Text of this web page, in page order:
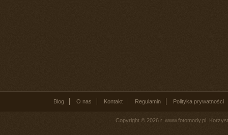
Blog O nas Kontakt Regulamin Polityka prywatności
Copyright © 2026 r. www.fotomody.pl.